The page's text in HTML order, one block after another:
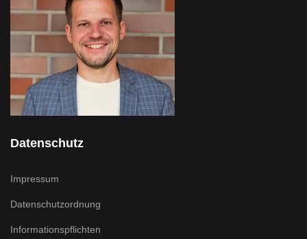
Datenschutz
Impressum
Datenschutzordnung
Informationspflichten